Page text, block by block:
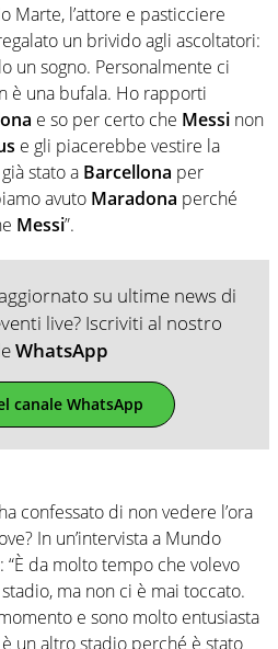
Marte, l’attore e pasticciere
un brivido agli ascoltatori:
un sogno. Personalmente ci
è una bufala. Ho rapporti
e so per certo che Messi non
e gli piacerebbe vestire la
stato a Barcellona per
avuto Maradona perché
Messi”.
su ultime news di
live? Iscriviti al nostro
WhatsApp
canale WhatsApp
ha confessato di non vedere l’ora
In un’intervista a Mundo
da molto tempo che volevo
ma non ci è mai toccato.
e sono molto entusiasta
un altro stadio perché è stato